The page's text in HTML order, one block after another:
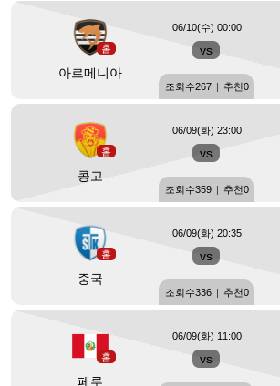
홈
아르메니아
vs
06/10(수) 00:00
조회수267 | 추천0
홈
콩고
vs
06/09(화) 23:00
조회수359 | 추천0
홈
중국
vs
06/09(화) 20:35
조회수336 | 추천0
홈
페루
vs
06/09(화) 11:00